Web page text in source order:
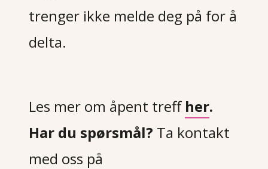
trenger ikke melde deg på for å
delta.
Les mer om åpent treff her.
Har du spørsmål? Ta kontakt
med oss på